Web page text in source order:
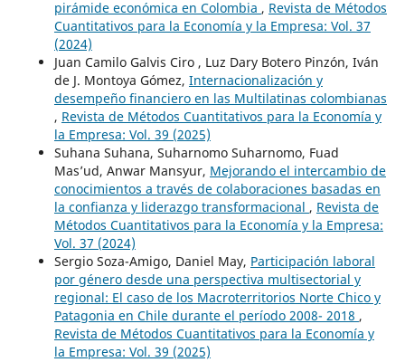
pirámide económica en Colombia , Revista de Métodos
Cuantitativos para la Economía y la Empresa: Vol. 37
(2024)
Juan Camilo Galvis Ciro , Luz Dary Botero Pinzón, Iván
de J. Montoya Gómez, Internacionalización y
desempeño financiero en las Multilatinas colombianas
, Revista de Métodos Cuantitativos para la Economía y
la Empresa: Vol. 39 (2025)
Suhana Suhana, Suharnomo Suharnomo, Fuad
Mas’ud, Anwar Mansyur, Mejorando el intercambio de
conocimientos a través de colaboraciones basadas en
la confianza y liderazgo transformacional , Revista de
Métodos Cuantitativos para la Economía y la Empresa:
Vol. 37 (2024)
Sergio Soza-Amigo, Daniel May, Participación laboral
por género desde una perspectiva multisectorial y
regional: El caso de los Macroterritorios Norte Chico y
Patagonia en Chile durante el período 2008- 2018 ,
Revista de Métodos Cuantitativos para la Economía y
la Empresa: Vol. 39 (2025)